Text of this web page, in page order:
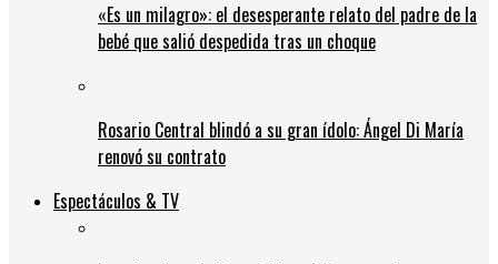
«Es un milagro»: el desesperante relato del padre de la
bebé que salió despedida tras un choque
Rosario Central blindó a su gran ídolo: Ángel Di María
renovó su contrato
Espectáculos & TV